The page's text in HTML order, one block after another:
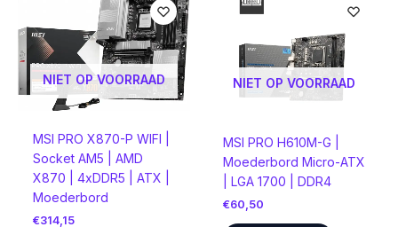
NIET OP VOORRAAD
MSI PRO X870-P WIFI |
Socket AM5 | AMD
X870 | 4xDDR5 | ATX |
Moederbord
€314,15
NIET OP VOORRAAD
MSI PRO H610M-G |
Moederbord Micro-ATX
| LGA 1700 | DDR4
€60,50